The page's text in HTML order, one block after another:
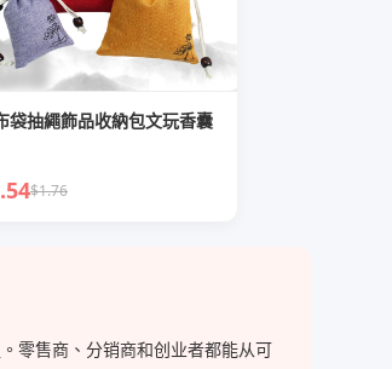
袋抽繩飾品收納包文玩香囊
$1.76
零售商、分销商和创业者都能从可